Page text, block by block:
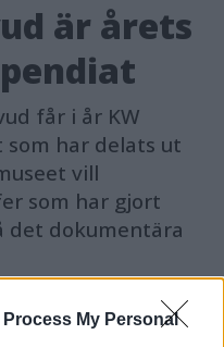
Process My Personal
är årets
får i år KW
som har delats ut
vill
som har gjort
det dokumentära